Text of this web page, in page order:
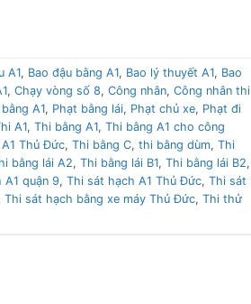
A1, Bao đậu bằng A1, Bao lý thuyết A1, Bao
, Chạy vòng số 8, Công nhân, Công nhân thi
A1, Phạt bằng lái, Phạt chủ xe, Phạt đi
A1, Thi bằng A1, Thi bằng A1 cho công
Thủ Đức, Thi bằng C, thi bằng dùm, Thi
bằng lái A2, Thi bằng lái B1, Thi bằng lái B2,
quận 9, Thi sát hạch A1 Thủ Đức, Thi sát
Thi sát hạch bằng xe máy Thủ Đức, Thi thử